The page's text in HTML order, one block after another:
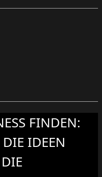
FINDEN:
IDEEN